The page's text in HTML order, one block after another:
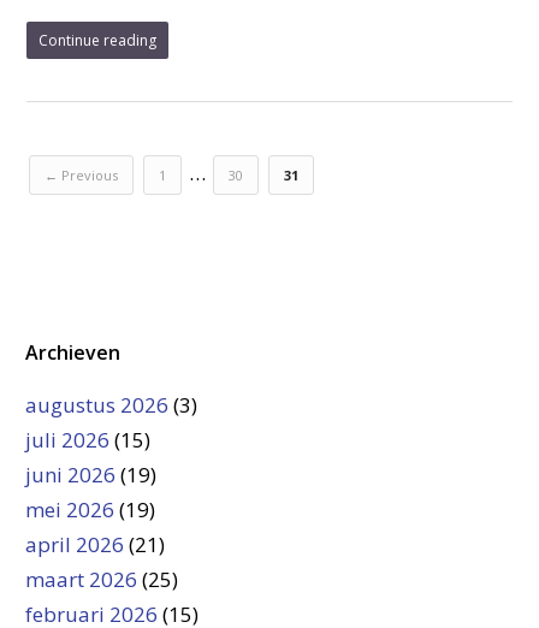
Continue reading
← Previous 1 … 30 31
Archieven
augustus 2026 (3)
juli 2026 (15)
juni 2026 (19)
mei 2026 (19)
april 2026 (21)
maart 2026 (25)
februari 2026 (15)